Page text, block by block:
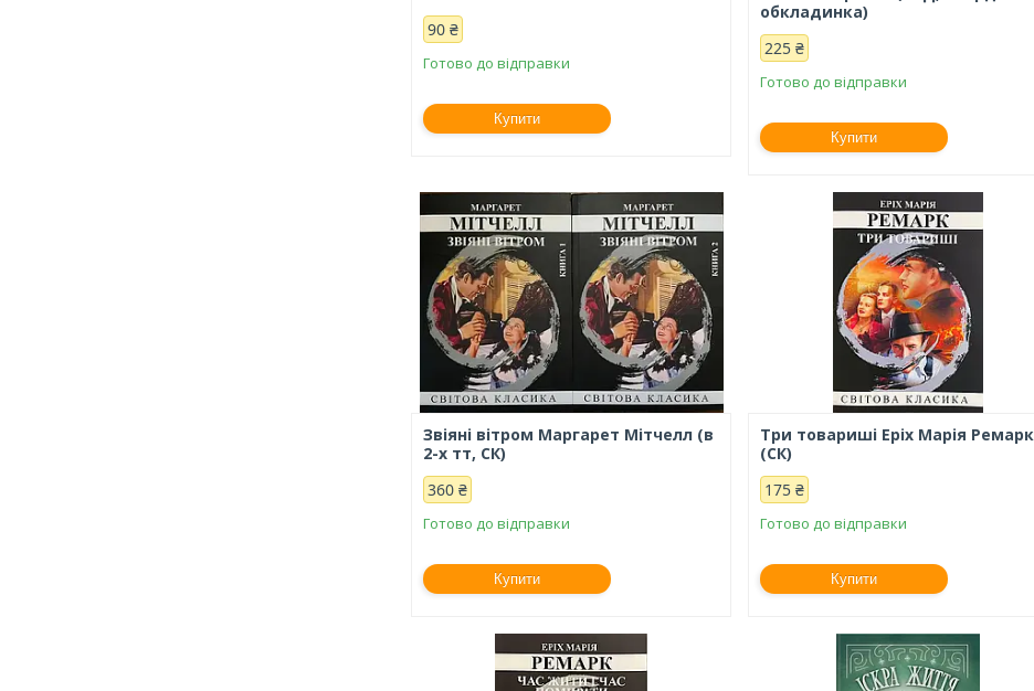
90 ₴
Готово до відправки
Купити
обкладинка)
225 ₴
Готово до відправки
Купити
Звіяні вітром Маргарет Мітчелл (в
2-х тт, СК)
360 ₴
Готово до відправки
Купити
Три товариші Еріх Марія Ремарк
(СК)
175 ₴
Готово до відправки
Купити